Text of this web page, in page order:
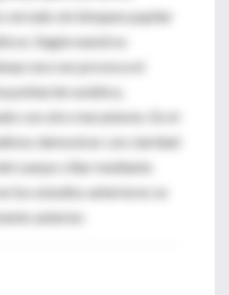
cerrado sin bloqueo pupilar
Según nuestros
rara vez provoca el
población asiática,
con otro mecanismo. En el
demostrar con claridad
cuerpo ciliar mediante
los estudios anteriores se
anterior.